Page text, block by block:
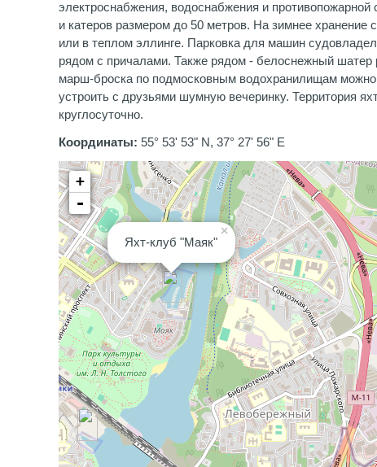
электроснабжения, водоснабжения и
и катеров размером до 50 метров. На зимнее хранение
или в теплом эллинге. Парковка для машин
рядом с причалами. Также рядом - белоснежный шатер
марш-броска по подмосковным водохранилищам
устроить с друзьями шумную вечеринку. Территория
круглосуточно.
Координаты: 55° 53' 53" N, 37° 27' 56" E
×
Яхт-клуб "Маяк"
+
-